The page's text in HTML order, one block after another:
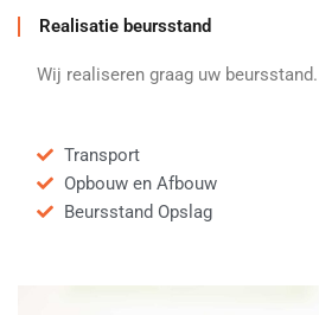
Realisatie beursstand
Wij realiseren graag uw beursstand.
Transport
Opbouw en Afbouw
Beursstand Opslag